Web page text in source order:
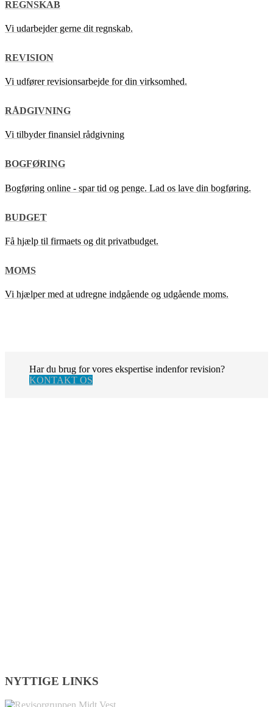
REGNSKAB
Vi udarbejder gerne dit regnskab.
REVISION
Vi udfører revisionsarbejde for din virksomhed.
RÅDGIVNING
Vi tilbyder finansiel rådgivning
BOGFØRING
Bogføring online - spar tid og penge. Lad os lave din bogføring.
BUDGET
Få hjælp til firmaets og dit privatbudget.
MOMS
Vi hjælper med at udregne indgående og udgående moms.
Har du brug for vores ekspertise indenfor revision?
KONTAKT OS
NYTTIGE LINKS